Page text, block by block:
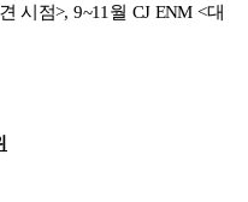
시점>, 9~11월 CJ ENM <대